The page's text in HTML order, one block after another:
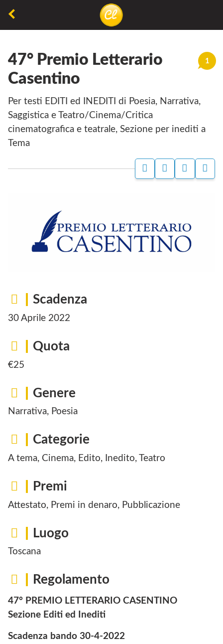
non
permette
camminare,
ma
permette
1
47° Premio Letterario
Casentino
Per testi EDITI ed INEDITI di Poesia, Narrativa,
Saggistica e Teatro/Cinema/Critica
cinematografica e teatrale, Sezione per inediti a
Tema
Scadenza
30 Aprile 2022
Quota
€25
Genere
Narrativa, Poesia
Categorie
A tema, Cinema, Edito, Inedito, Teatro
Premi
Attestato, Premi in denaro, Pubblicazione
Luogo
Toscana
Regolamento
47° PREMIO LETTERARIO CASENTINO
Sezione Editi ed Inediti
Scadenza bando 30-4-2022